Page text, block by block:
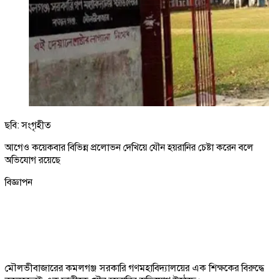
ছবি: সংগৃহীত
আগেও কয়েকবার বিভিন্ন প্রলোভন দেখিয়ে যৌন হয়রানির চেষ্টা করেন বলে
অভিযোগ রয়েছে
বিজ্ঞাপন
মৌলভীবাজারের কমলগঞ্জ সরকারি গণমহাবিদ্যালয়ের এক শিক্ষকের বিরুদ্ধে